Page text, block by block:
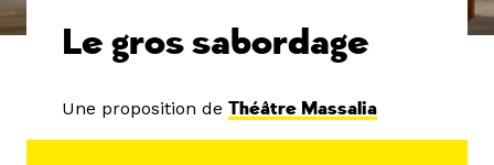
Le gros sabordage
Une proposition de Théâtre Massalia